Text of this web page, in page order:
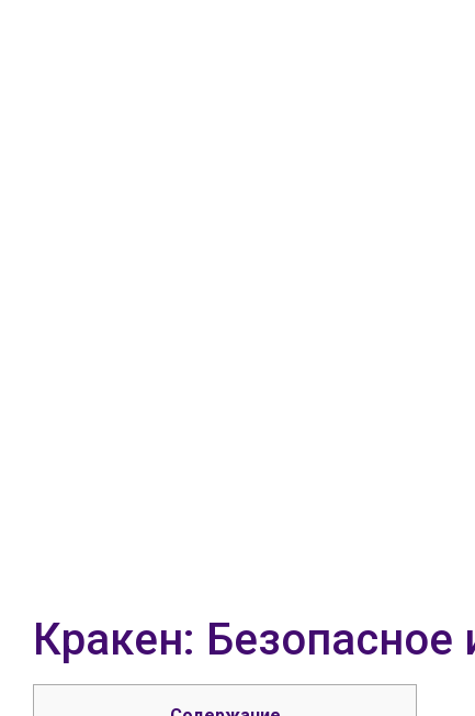
Кракен: Безопасное